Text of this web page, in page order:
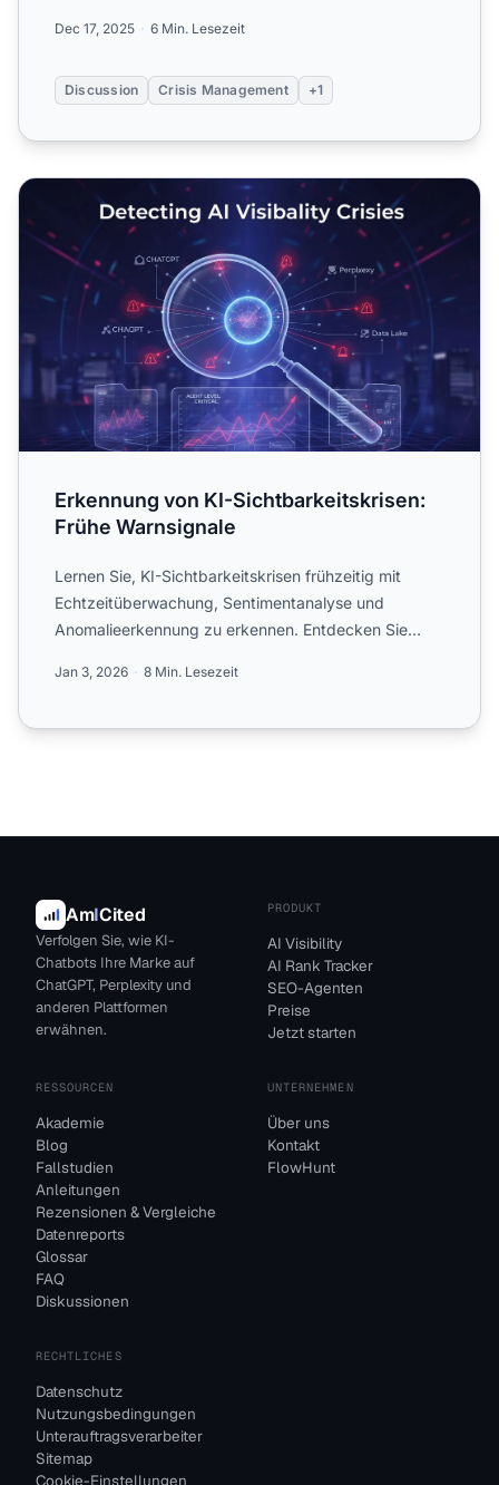
Dec 17, 2025 6 Min. Lesezeit
Discussion Crisis Management +1
Erkennung von KI-Sichtbarkeitskrisen: Frühe Warnsignale
Erkennung von KI-Sichtbarkeitskrisen:
Frühe Warnsignale
Lernen Sie, KI-Sichtbarkeitskrisen frühzeitig mit
Echtzeitüberwachung, Sentimentanalyse und
Anomalieerkennung zu erkennen. Entdecken Sie
Jan 3, 2026 8 Min. Lesezeit
AmICited
Verfolgen Sie, wie KI-
Chatbots Ihre Marke auf
ChatGPT, Perplexity und
anderen Plattformen
erwähnen.
PRODUKT
AI Visibility
AI Rank Tracker
SEO-Agenten
Preise
Jetzt starten
RESSOURCEN
Akademie
Blog
Fallstudien
Anleitungen
Rezensionen & Vergleiche
Datenreports
Glossar
FAQ
Diskussionen
UNTERNEHMEN
Über uns
Kontakt
FlowHunt
RECHTLICHES
Datenschutz
Nutzungsbedingungen
Unterauftragsverarbeiter
Sitemap
Cookie-Einstellungen